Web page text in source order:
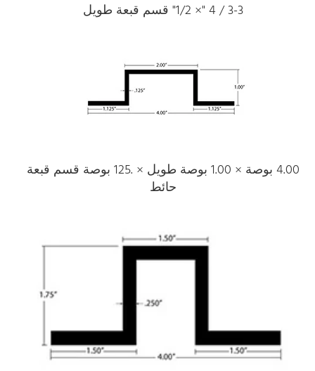
3-3 / 4 "× 1/2" قسم قبعة طويل
4.00 بوصة × 1.00 بوصة طويل × .125 بوصة قسم قبعة
حائط